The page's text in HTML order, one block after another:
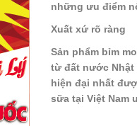
những ưu điểm
Xuất xứ rõ ràng
Sản phẩm bỉm
từ đất nước Nhật
hiện đại nhất
sữa tại Việt Nam